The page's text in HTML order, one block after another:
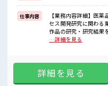
新しいことにチャレンジするの
しっかり働く環境が整っていま
イチからスキルUP・ステップ
■職場の雰囲気
休憩時間にゆっくりできるスペ
仕事内容
【業務内容詳細】医
セス開発研究に関わる
作品の研究・研究結果
医療機関で使われる注射剤や風邪薬 ■
週末は家族や友人と一
ョンもUP≫ 派手過ぎ
能的な制服アリ≫ 制服
…詳細を見る
詳細を見る